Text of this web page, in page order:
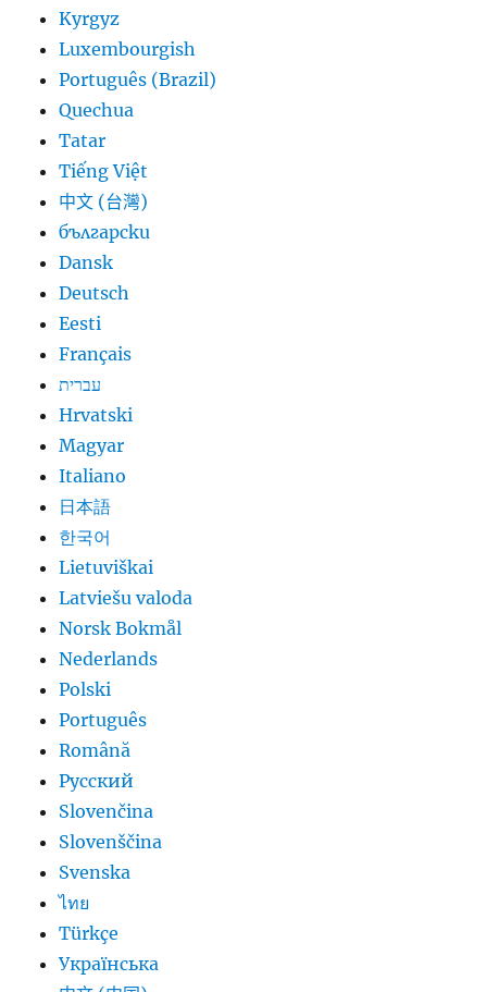
Kyrgyz
Luxembourgish
Português (Brazil)
Quechua
Tatar
Tiếng Việt
中文 (台灣)
български
Dansk
Deutsch
Eesti
Français
עברית
Hrvatski
Magyar
Italiano
日本語
한국어
Lietuviškai
Latviešu valoda
Norsk Bokmål
Nederlands
Polski
Português
Română
Русский
Slovenčina
Slovenščina
Svenska
ไทย
Türkçe
Українська